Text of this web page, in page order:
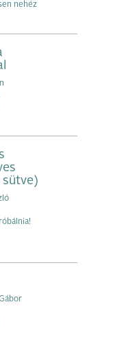
nehéz
sütve)